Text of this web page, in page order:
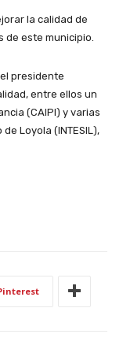
la calidad de
este municipio.
presidente
entre ellos un
(CAIPI) y varias
Loyola (INTESIL),